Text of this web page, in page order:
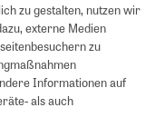
zu gestalten, nutzen wir
externe Medien
zu
Informationen auf
als auch